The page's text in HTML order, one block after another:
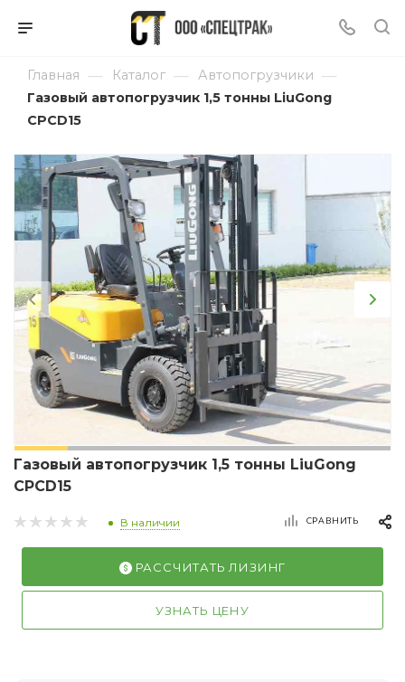
Главная — Каталог — Автопогрузчики —
Газовый автопогрузчик 1,5 тонны LiuGong
CPCD15
Газовый автопогрузчик 1,5 тонны LiuGong
CPCD15
В наличии СРАВНИТЬ
РАССЧИТАТЬ ЛИЗИНГ
УЗНАТЬ ЦЕНУ